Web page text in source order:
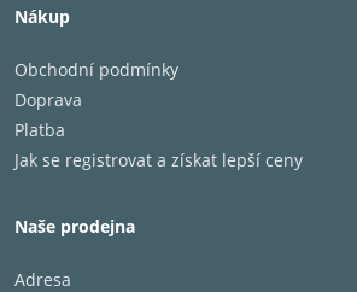
Zakončení:Třípólová zástrčka – IEC
Průměr vodiče: 17 AWG (3 x 1,15 mm)
Nákup
Obchodní podmínky
Doprava
Platba
Jak se registrovat a získat lepší ceny
Naše prodejna
Adresa